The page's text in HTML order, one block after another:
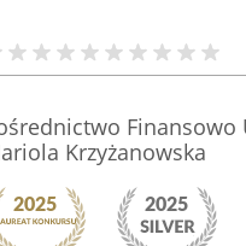
Finansowo
Krzyżanowska